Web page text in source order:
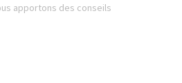
apportons des conseils